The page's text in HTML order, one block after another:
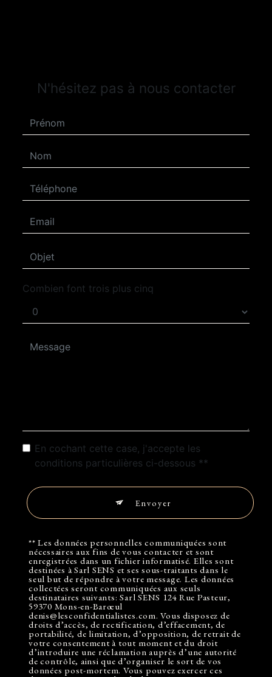
N'hésitez pas à nous contacter
Combien font trois plus cinq
En cochant cette case, j'accepte les
conditions particulières ci-dessous **
Envoyer
** Les données personnelles communiquées sont
nécessaires aux fins de vous contacter et sont
enregistrées dans un fichier informatisé. Elles sont
destinées à Sarl SENS et ses sous-traitants dans le
seul but de répondre à votre message. Les données
collectées seront communiquées aux seuls
destinataires suivants: Sarl SENS 124 Rue Pasteur,
59370 Mons-en-Barœul
denis@lesconfidentialistes.com. Vous disposez de
droits d’accès, de rectification, d’effacement, de
portabilité, de limitation, d’opposition, de retrait de
votre consentement à tout moment et du droit
d’introduire une réclamation auprès d’une autorité
de contrôle, ainsi que d’organiser le sort de vos
données post-mortem. Vous pouvez exercer ces